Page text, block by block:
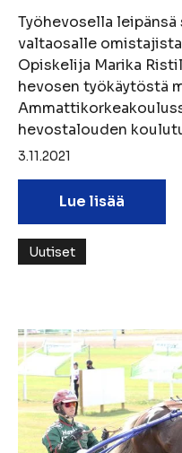
Työhevosella leipänsä
valtaosalle
Opiskelija Marika
hevosen työkäytöstä
hevostalouden
3.11.2021
Lue lisää
Uutiset